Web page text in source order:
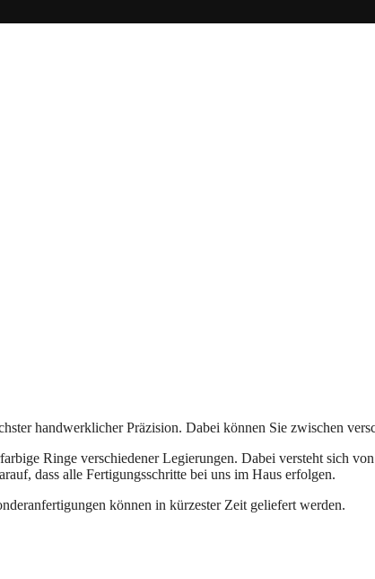
handwerklicher Präzision. Dabei können Sie zwischen
Ringe verschiedener Legierungen. Dabei versteht sich
dass alle Fertigungsschritte bei uns im Haus erfolgen.
können in kürzester Zeit geliefert werden.